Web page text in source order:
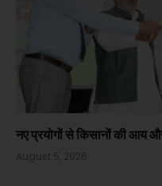
नए प्रयोगों से किसानों की आय और
August 5, 2026